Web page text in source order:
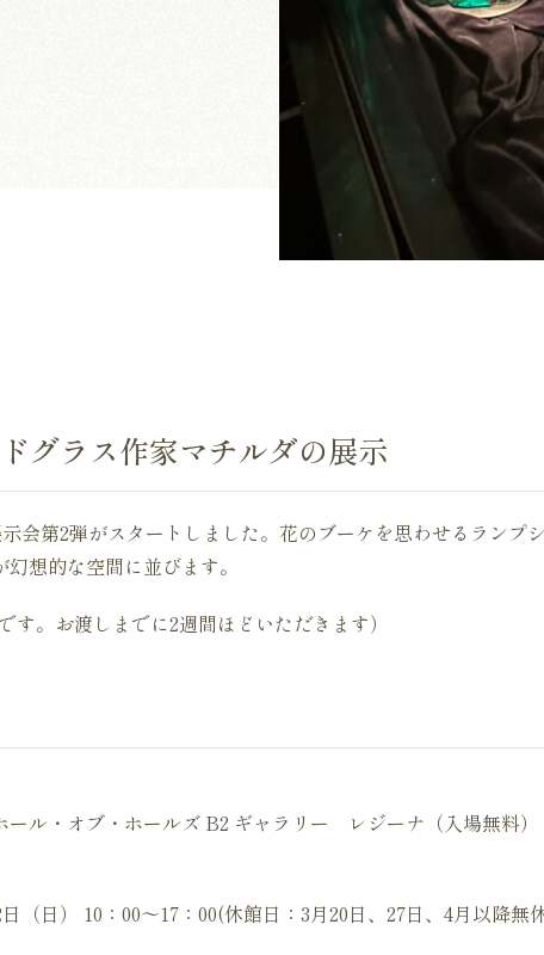
グラス作家マチルダの展示
第2弾がスタートしました。花のブーケを思わせるランプ
想的な空間に並びます。
す。お渡しまでに2週間ほどいただきます）
ル・オブ・ホールズ B2 ギャラリー レジーナ（入場無料）
（日） 10：00〜17：00(休館日：3月20日、27日、4月以降無休